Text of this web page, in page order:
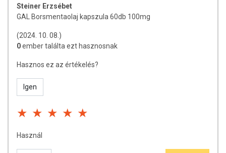
Steiner Erzsébet
GAL Borsmentaolaj kapszula 60db 100mg
(2024. 10. 08.)
0ember találta ezt hasznosnak
Hasznos ez az értékelés?
Igen
Használ